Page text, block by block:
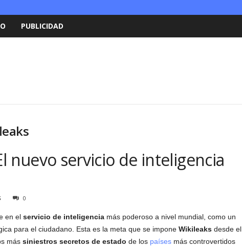
PUBLICIDAD
nuevo servicio de inteligencia
0
en el servicio de inteligenciamás poderoso a nivel mundial, como un
para el ciudadano. Esta es la meta que se impone Wikileaksdesde el
más siniestros secretos de estado de los paísesmás controvertidos